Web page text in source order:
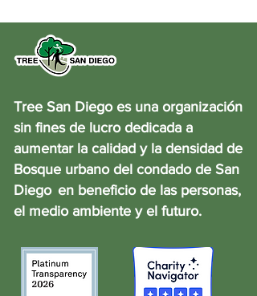
Tree San Diego es una organización
sin fines de lucro dedicada a
aumentar la calidad y la densidad de
Bosque urbano del condado de San
Diego en beneficio de las personas,
el medio ambiente y el futuro.